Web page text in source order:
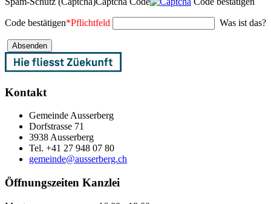
Code bestätigen*Pflichtfeld Was ist das?
Kontakt
Gemeinde Ausserberg
Dorfstrasse 71
3938 Ausserberg
Tel. +41 27 948 07 80
gemeinde@ausserberg.ch
Öffnungszeiten Kanzlei